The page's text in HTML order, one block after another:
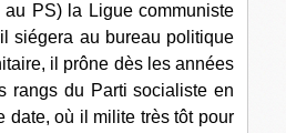
PS) la Ligue communiste
siégera au bureau politique
il prône dès les années
rangs du Parti socialiste en
date, où il milite très tôt pour